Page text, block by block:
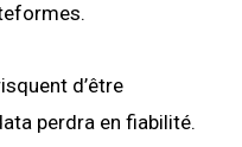
d’être
perdra en fiabilité.